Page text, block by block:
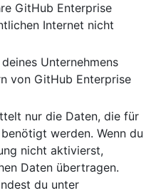
GitHub Enterprise
Internet nicht
Unternehmens
von GitHub Enterprise
nur die Daten, die für
werden. Wenn du
nicht aktivierst,
Daten übertragen.
du unter